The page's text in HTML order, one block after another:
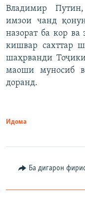
Владимир
имзои чанд
назорат ба кор
кишвар сахттар
шаҳрванди
маоши муносиб
доранд.
Идома
Ба дигарон